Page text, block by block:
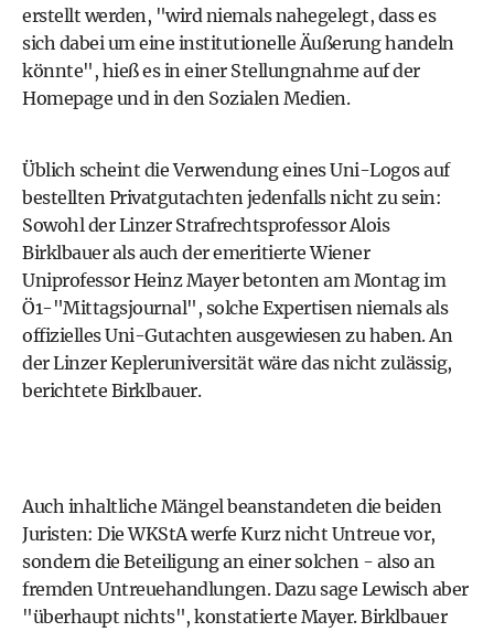
erstellt werden, "wird niemals nahegelegt, dass es
sich dabei um eine institutionelle Äußerung handeln
könnte", hieß es in einer Stellungnahme auf der
Homepage und in den Sozialen Medien.
Üblich scheint die Verwendung eines Uni-Logos auf
bestellten Privatgutachten jedenfalls nicht zu sein:
Sowohl der Linzer Strafrechtsprofessor Alois
Birklbauer als auch der emeritierte Wiener
Uniprofessor Heinz Mayer betonten am Montag im
Ö1-"Mittagsjournal", solche Expertisen niemals als
offizielles Uni-Gutachten ausgewiesen zu haben. An
der Linzer Kepleruniversität wäre das nicht zulässig,
berichtete Birklbauer.
Auch inhaltliche Mängel beanstandeten die beiden
Juristen: Die WKStA werfe Kurz nicht Untreue vor,
sondern die Beteiligung an einer solchen - also an
fremden Untreuehandlungen. Dazu sage Lewisch aber
"überhaupt nichts", konstatierte Mayer. Birklbauer